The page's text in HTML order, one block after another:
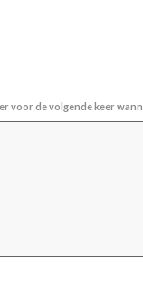
voor de volgende keer